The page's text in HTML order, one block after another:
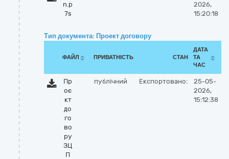
n.p
7s
2026,
15:20:18
Тип документа: Проект договору
ФАЙЛ ПРИВАТНІСТЬ СТАН
ДАТА
ТА
ЧАС
Пр
оє
кт
до
го
во
ру
ЗЦ
П
публічний Експортовано:
25-05-
2026,
15:12:38